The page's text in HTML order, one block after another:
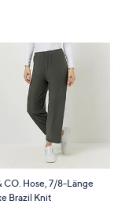
CO. Hose, 7/8-Länge
Brazil Knit